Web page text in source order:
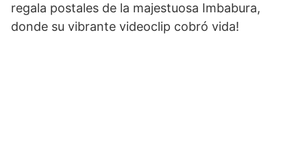
regala postales de la majestuosa Imbabura,
donde su vibrante videoclip cobró vida!